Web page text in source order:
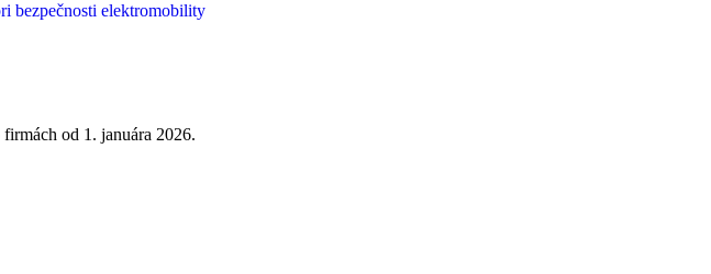
bezpečnosti elektromobility
od 1. januára 2026.